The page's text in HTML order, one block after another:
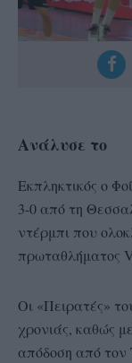
Ανάλυσε το
Εκπληκτικός ο
3-0 από τη
ντέρμπι που
πρωταθλήματος
Οι «Πειρατές»
χρονιάς, καθώς
απόδοση από τον